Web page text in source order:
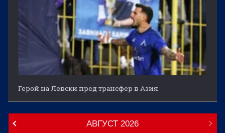
Герой на Левски пред трансфер в Азия
АВГУСТ 2026